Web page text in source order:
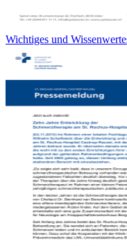
Wichtiges und